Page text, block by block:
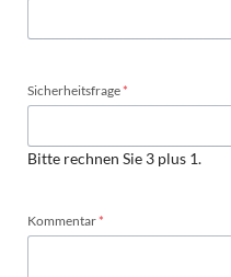
Pflichtfeld
Sicherheitsfrage*
Bitte rechnen Sie 3 plus 1.
Pflichtfeld
Kommentar*